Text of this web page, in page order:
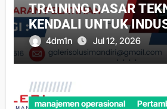
TRAINING DASAR
KENDALI UNTUK
4dm1n Jul 12, 2026
manajemen operasional